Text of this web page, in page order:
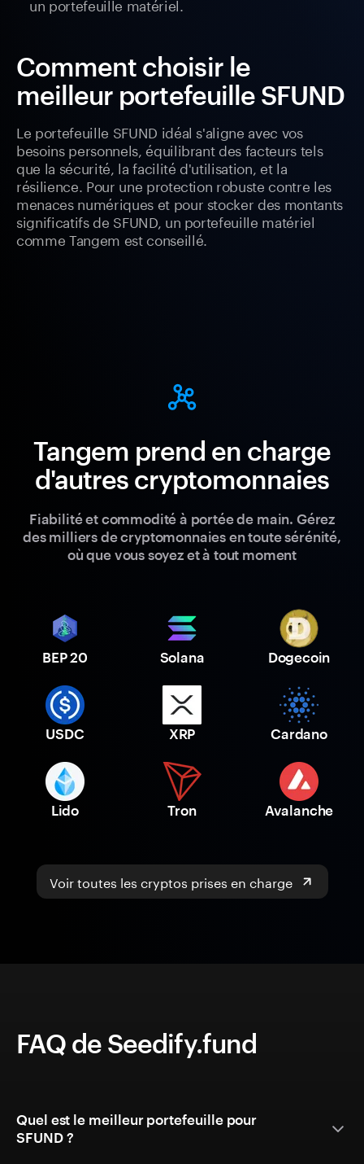
un portefeuille matériel.
Comment choisir le
meilleur portefeuille SFUND
Le portefeuille SFUND idéal s'aligne avec vos
besoins personnels, équilibrant des facteurs tels
que la sécurité, la facilité d'utilisation, et la
résilience. Pour une protection robuste contre les
menaces numériques et pour stocker des montants
significatifs de SFUND, un portefeuille matériel
comme Tangem est conseillé.
Tangem prend en charge
d'autres cryptomonnaies
Fiabilité et commodité à portée de main. Gérez
des milliers de cryptomonnaies en toute sérénité,
où que vous soyez et à tout moment
BEP 20 Solana Dogecoin
USDC XRP Cardano
Lido Tron Avalanche
Voir toutes les cryptos prises en charge
FAQ de Seedify.fund
Quel est le meilleur portefeuille pour
SFUND ?